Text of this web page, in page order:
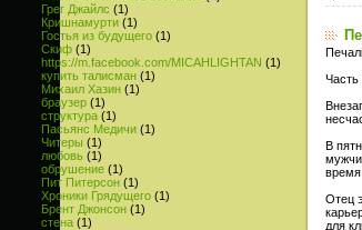
Грег Джайлс (1)
Кришнамурти (1)
Гостья из будущего (1)
Скиф (1)
https://m.facebook.com/MICAHLIGHTAN (1)
купить талисман (1)
Михаил Хазин (1)
браузер (1)
структура (1)
Пасьянс Медичи (1)
Читеры (1)
любовь (1)
обрушение (1)
Пит Питерсон (1)
Хроники Грядущего (1)
Брент Джонсон (1)
стена (1)
Часть
В
время
Отец
для